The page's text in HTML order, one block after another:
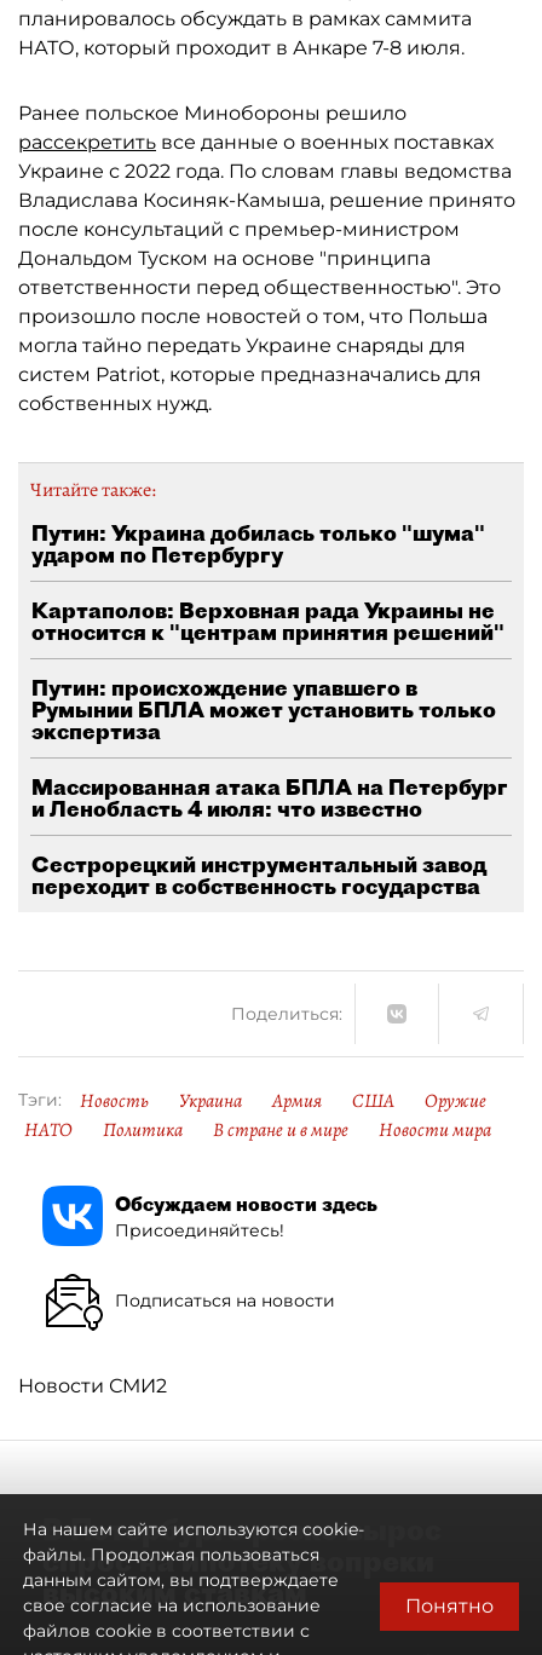
планировалось обсуждать в рамках саммита
НАТО, который проходит в Анкаре 7-8 июля.
Ранее польское Минобороны решило
рассекретить все данные о военных поставках
Украине с 2022 года. По словам главы ведомства
Владислава Косиняк-Камыша, решение принято
после консультаций с премьер-министром
Дональдом Туском на основе "принципа
ответственности перед общественностью". Это
произошло после новостей о том, что Польша
могла тайно передать Украине снаряды для
систем Patriot, которые предназначались для
собственных нужд.
Читайте также:
Путин: Украина добилась только "шума"
ударом по Петербургу
Картаполов: Верховная рада Украины не
относится к "центрам принятия решений"
Путин: происхождение упавшего в
Румынии БПЛА может установить только
экспертиза
Массированная атака БПЛА на Петербург
и Ленобласть 4 июля: что известно
Сестрорецкий инструментальный завод
переходит в собственность государства
Поделиться:
Тэги: Новость Украина Армия США
Оружие
НАТО
Политика В стране и в мире Новости мира
Обсуждаем новости здесь
Присоединяйтесь!
Подписаться на новости
Новости СМИ2
В Петербурге резко вырос
спрос на ипотеку вопреки
высоким ставкам
На нашем сайте используются cookie-
файлы. Продолжая пользоваться
данным сайтом, вы подтверждаете
свое согласие на использование
файлов cookie в соответствии с
Понятно